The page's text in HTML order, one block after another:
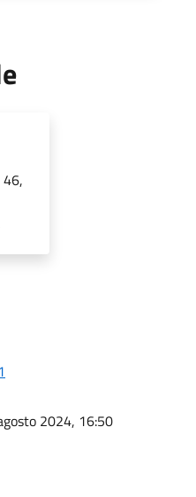
46,
2024, 16:50